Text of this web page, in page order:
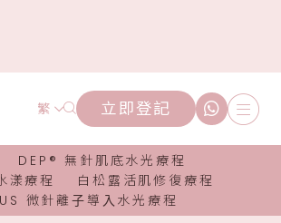
繁 立即登記
DEP® 無針肌底水光療程
漾療程
白松露活肌修復療程
微針離⼦導⼊水光療程